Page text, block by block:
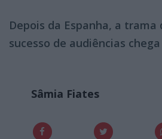
Depois da Espanha, a trama
sucesso de audiências
Sâmia Fiates